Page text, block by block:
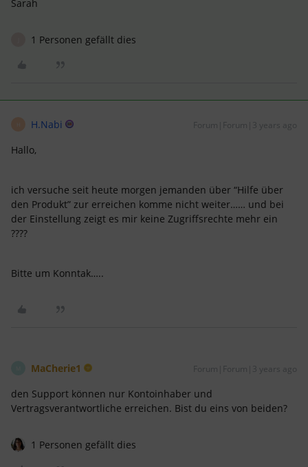
Sarah
1 Personen gefällt dies
H.Nabi Forum|Forum|3 years ago
Hallo,
ich versuche seit heute morgen jemanden über “Hilfe über
den Produkt” zur erreichen komme nicht weiter…… und bei
der Einstellung zeigt es mir keine Zugriffsrechte mehr ein
????
Bitte um Konntak…..
MaCherie1 Forum|Forum|3 years ago
den Support können nur Kontoinhaber und
Vertragsverantwortliche erreichen. Bist du eins von beiden?
1 Personen gefällt dies